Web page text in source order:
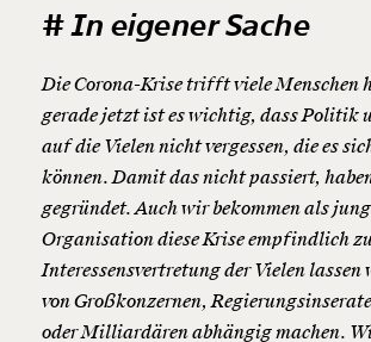
# In eigener Sache
Die Corona-Krise trifft viele Menschen
gerade jetzt ist es wichtig, dass Politik
auf die Vielen nicht vergessen, die es
können. Damit das nicht passiert,
gegründet. Auch wir bekommen als
Organisation diese Krise empfindlich
Interessensvertretung der Vielen
von Großkonzernen,
oder Milliardären abhängig machen.